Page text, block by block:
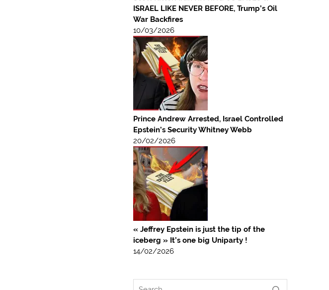
ISRAEL LIKE NEVER BEFORE, Trump’s Oil
War Backfires
10/03/2026
Prince Andrew Arrested, Israel Controlled
Epstein’s Security Whitney Webb
20/02/2026
« Jeffrey Epstein is just the tip of the
iceberg » It’s one big Uniparty !
14/02/2026